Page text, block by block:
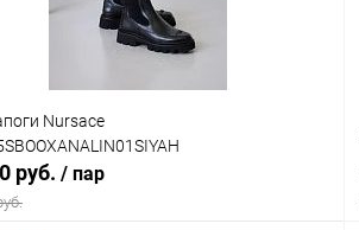
39
Nursace
руб. / пар